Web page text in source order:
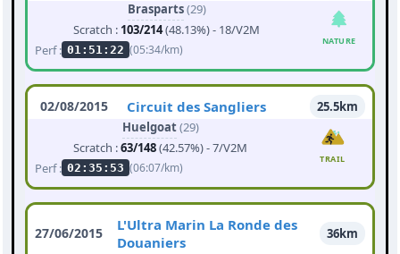
Brasparts(29)
Scratch : 103/214(48.13%) - 18/V2M
Perf : 01:51:22 (05:34/km)
NATURE
02/08/2015 Circuit des Sangliers
25.5km
Huelgoat(29)
Scratch :63/148(42.57%) - 7/V2M
Perf : 02:35:53 (06:07/km)
TRAIL
27/06/2015
L'Ultra Marin La Ronde des
Douaniers
36km